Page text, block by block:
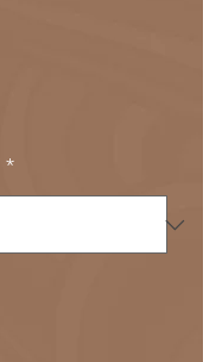
*